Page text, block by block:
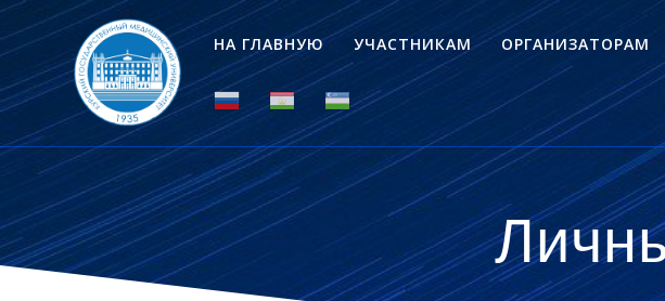
НА ГЛАВНУЮ УЧАСТНИКАМ ОРГАНИЗАТОРАМ